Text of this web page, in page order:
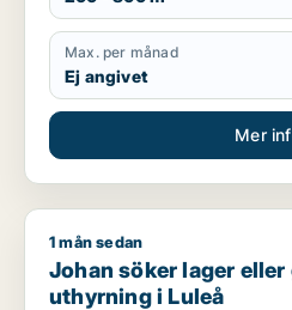
Max. per månad
Ej angivet
Mer
Johan söker lager eller
1 mån sedan
Johan söker lager eller
uthyrning i Luleå